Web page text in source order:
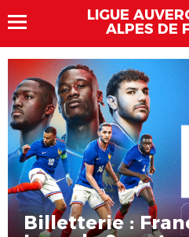
LIGUE
ALPES DE
Billetterie :